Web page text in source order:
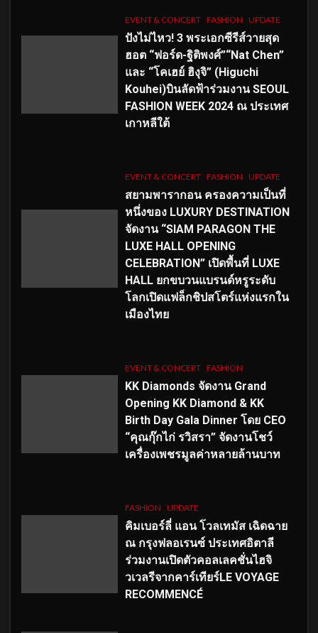
EVENT & CONCERT FASHION UPDATE
ปังไม่ไหว! 3 พระเอกซีรีส์วายสุด
ฮอต “ฟอร์ด-ฐิติพงศ์”“Nat Chen”
และ “โคเฮย์ ฮิงุจิ” (Higuchi
Kouhei)บินลัดฟ้าร่วมงาน SEOUL
FASHION WEEK 2024 ณ ประเทศ
เกาหลีใต้
EVENT & CONCERT FASHION UPDATE
สยามพารากอน ครองความเป็นที่
หนึ่งของ LUXURY DESTINATION
จัดงาน “SIAM PARAGON THE
LUXE HALL OPENING
CELEBRATION” เปิดพื้นที่ LUXE
HALL ยกขบวนแบรนด์หรูระดับ
โลกเปิดแฟล็กชิปสโตร์แห่งแรกใน
เมืองไทย
EVENT & CONCERT FASHION
KK Diamonds จัดงาน Grand
Opening KK Diamond & KK
Birth Day Gala Dinner โดย CEO
“คุณกุ๊กไก่ รวิสรา” จัดงานโชว์
เครื่องเพชรมูลค่าหลายล้านบาท
FASHION UPDATE
คิมเบอร์ลี่ แอน โวลเทมัส เฉิดฉาย
ณ กรุงฟลอเรนซ์ ประเทศอิตาลี
ร่วมงานเปิดตัวคอลเลคชั่นไฮจิ
วเวลรีจากคาร์เทียร์LE VOYAGE
RECOMMENCÉ